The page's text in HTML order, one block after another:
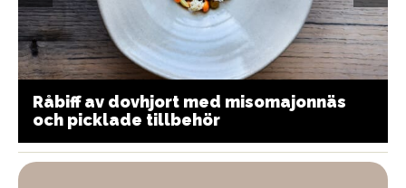
Råbiff av dovhjort med misomajonnäs
och picklade tillbehör